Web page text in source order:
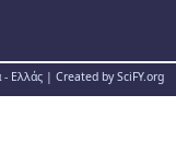
Ελλάς | Created by SciFY.org